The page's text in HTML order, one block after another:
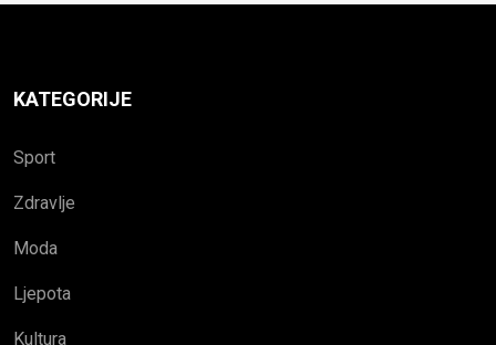
KATEGORIJE
Sport
Zdravlje
Moda
Ljepota
Kultura